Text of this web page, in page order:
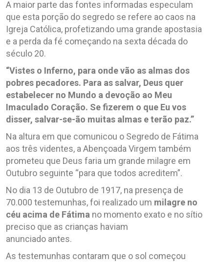
A maior parte das fontes informadas especulam
que esta porção do segredo se refere ao caos na
Igreja Católica, profetizando uma grande apostasia
e a perda da fé começando na sexta década do
século 20.
“Vistes o Inferno, para onde vão as almas dos
pobres pecadores. Para as salvar, Deus quer
estabelecer no Mundo a devoção ao Meu
Imaculado Coração. Se fizerem o que Eu vos
disser, salvar-se-ão muitas almas e terão paz.”
Na altura em que comunicou o Segredo de Fátima
aos três videntes, a Abençoada Virgem também
prometeu que Deus faria um grande milagre em
Outubro seguinte “para que todos acreditem”.
No dia 13 de Outubro de 1917, na presença de
70.000 testemunhas, foi realizado um milagre no
céu acima de Fátima no momento exato e no sítio
preciso que as crianças haviam
anunciado antes.
As testemunhas contaram que o sol começou